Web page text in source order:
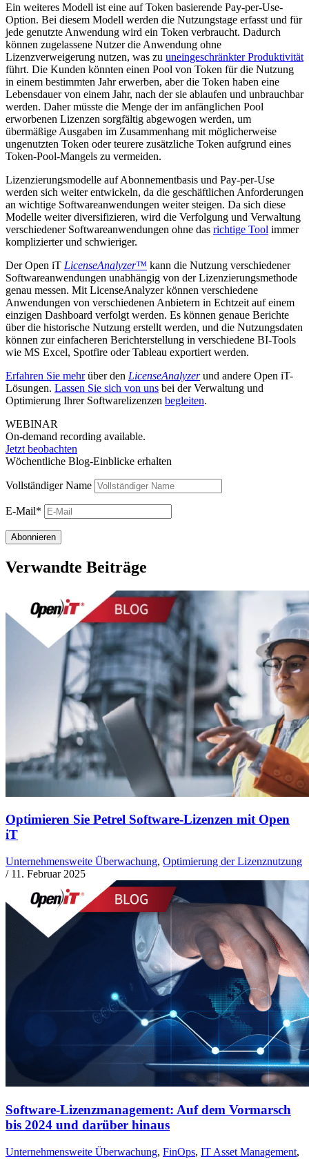
Ein weiteres Modell ist eine auf Token basierende Pay-per-Use-
Option. Bei diesem Modell werden die Nutzungstage erfasst und für
jede genutzte Anwendung wird ein Token verbraucht. Dadurch
können zugelassene Nutzer die Anwendung ohne
Lizenzverweigerung nutzen, was zu uneingeschränkter Produktivität
führt. Die Kunden könnten einen Pool von Token für die Nutzung
in einem bestimmten Jahr erwerben, aber die Token haben eine
Lebensdauer von einem Jahr, nach der sie ablaufen und unbrauchbar
werden. Daher müsste die Menge der im anfänglichen Pool
erworbenen Lizenzen sorgfältig abgewogen werden, um
übermäßige Ausgaben im Zusammenhang mit möglicherweise
ungenutzten Token oder teurere zusätzliche Token aufgrund eines
Token-Pool-Mangels zu vermeiden.
Lizenzierungsmodelle auf Abonnementbasis und Pay-per-Use
werden sich weiter entwickeln, da die geschäftlichen Anforderungen
an wichtige Softwareanwendungen weiter steigen. Da sich diese
Modelle weiter diversifizieren, wird die Verfolgung und Verwaltung
verschiedener Softwareanwendungen ohne das richtige Tool immer
komplizierter und schwieriger.
Der Open iT LicenseAnalyzer™ kann die Nutzung verschiedener
Softwareanwendungen unabhängig von der Lizenzierungsmethode
genau messen. Mit LicenseAnalyzer können verschiedene
Anwendungen von verschiedenen Anbietern in Echtzeit auf einem
einzigen Dashboard verfolgt werden. Es können genaue Berichte
über die historische Nutzung erstellt werden, und die Nutzungsdaten
können zur einfacheren Berichterstellung in verschiedene BI-Tools
wie MS Excel, Spotfire oder Tableau exportiert werden.
Erfahren Sie mehrüber den LicenseAnalyzerund andere Open iT-
Lösungen. Lassen Sie sich von uns bei der Verwaltung und
Optimierung Ihrer Softwarelizenzen begleiten.
WEBINAR
On-demand recording available.
Jetzt beobachten
Wöchentliche Blog-Einblicke erhalten
Vollständiger Name
E-Mail*
Verwandte Beiträge
Optimieren Sie Petrel Software-Lizenzen mit Open
iT
Unternehmensweite Überwachung, Optimierung der Lizenznutzung
/ 11. Februar 2025
Software-Lizenzmanagement: Auf dem Vormarsch
bis 2024 und darüber hinaus
Unternehmensweite Überwachung, FinOps, IT Asset Management,